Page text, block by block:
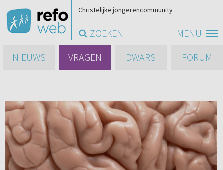
MENU
Christelijke jongerencommunity
ZOEKEN
NIEUWS
VRAGEN DWARS FORUM